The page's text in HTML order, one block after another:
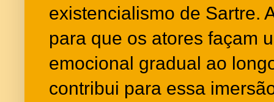
existencialismo de Sartre.
para que os atores façam
emocional gradual ao
contribui para essa